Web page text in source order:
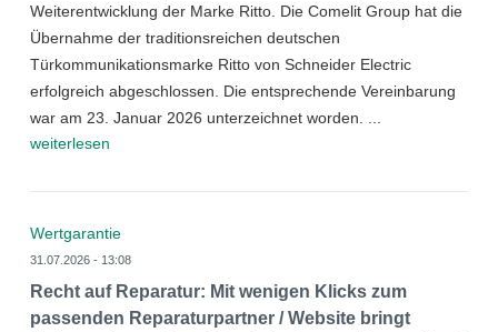
Weiterentwicklung der Marke Ritto. Die Comelit Group hat die
Übernahme der traditionsreichen deutschen
Türkommunikationsmarke Ritto von Schneider Electric
erfolgreich abgeschlossen. Die entsprechende Vereinbarung
war am 23. Januar 2026 unterzeichnet worden. ...
weiterlesen
Wertgarantie
31.07.2026 - 13:08
Recht auf Reparatur: Mit wenigen Klicks zum
passenden Reparaturpartner / Website bringt